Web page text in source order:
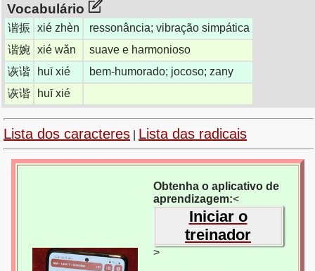
Vocabulário
谐振 xié zhèn
ressonância; vibração simpática
谐婉 xié wǎn
suave e harmonioso
诙谐
huī xié
bem-humorado; jocoso; zany
诙谐
huī xié
Lista dos caracteres Lista das radicais
Obtenha o aplicativo de
aprendizagem:<
Iniciar o
treinador
>